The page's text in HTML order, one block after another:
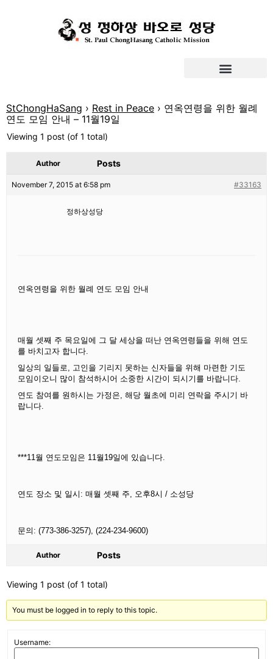
StChongHaSang › Rest in Peace › 연옥연령을 위한 월례
연도 모임 안내 – 11월19일
Viewing 1 post (of 1 total)
Author Posts
November 7, 2015 at 6:58 pm #33163
정하상성당
연옥연령을 위한 월례 연도 모임 안내
매월 셋째 주 목요일에 그 달 세상을 떠난 연옥연령들을 위해 연도
를 바치고자 합니다.
일상의 일들로, 고인을 기리지 못하는 신자들을 위해 마련한 기도
모임이오니 많이 참석하시어 소중한 시간이 되시기를 바랍니다.
연도 참여를 원하시는 가정은, 해당 월초에 미리 연락을 주시기 바
랍니다.
***11월 연도모임은 11월19일에 있습니다.
연도 장소 및 일시: 매월 셋째 주, 오후8시 / 소성당
문의: (773-386-3257), (224-234-9600)
Author Posts
Viewing 1 post (of 1 total)
You must be logged in to reply to this topic.
Username: